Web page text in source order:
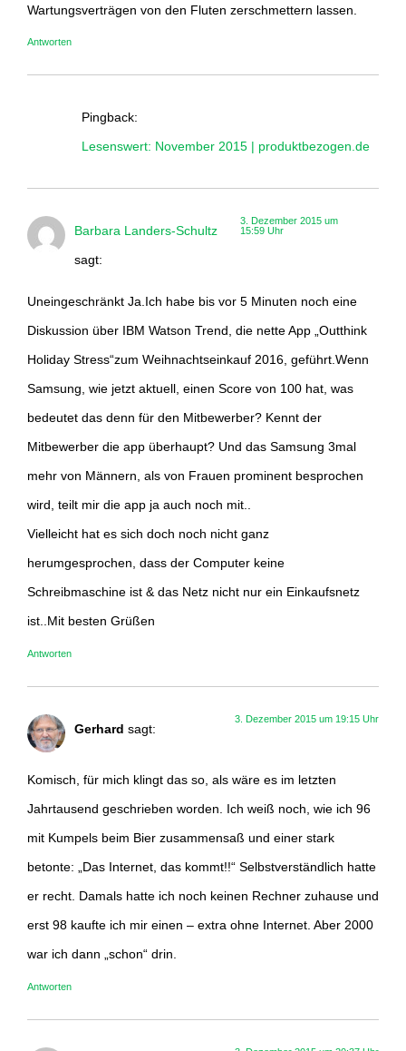
Wartungsverträgen von den Fluten zerschmettern lassen.
Antworten
Pingback:
Lesenswert: November 2015 | produktbezogen.de
Barbara Landers-Schultz
sagt:
3. Dezember 2015 um
15:59 Uhr
Uneingeschränkt Ja.Ich habe bis vor 5 Minuten noch eine
Diskussion über IBM Watson Trend, die nette App „Outthink
Holiday Stress“zum Weihnachtseinkauf 2016, geführt.Wenn
Samsung, wie jetzt aktuell, einen Score von 100 hat, was
bedeutet das denn für den Mitbewerber? Kennt der
Mitbewerber die app überhaupt? Und das Samsung 3mal
mehr von Männern, als von Frauen prominent besprochen
wird, teilt mir die app ja auch noch mit..
Vielleicht hat es sich doch noch nicht ganz
herumgesprochen, dass der Computer keine
Schreibmaschine ist & das Netz nicht nur ein Einkaufsnetz
ist..Mit besten Grüßen
Antworten
Gerhard sagt:
3. Dezember 2015 um 19:15 Uhr
Komisch, für mich klingt das so, als wäre es im letzten
Jahrtausend geschrieben worden. Ich weiß noch, wie ich 96
mit Kumpels beim Bier zusammensaß und einer stark
betonte: „Das Internet, das kommt!!“ Selbstverständlich hatte
er recht. Damals hatte ich noch keinen Rechner zuhause und
erst 98 kaufte ich mir einen – extra ohne Internet. Aber 2000
war ich dann „schon“ drin.
Antworten